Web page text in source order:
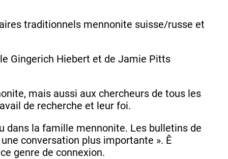
traditionnels mennonite suisse/russe et
Gingerich Hiebert et de Jamie Pitts
mais aussi aux chercheurs de tous les
de recherche et leur foi.
dans la famille mennonite. Les bulletins de
conversation plus importante ». Ê
genre de connexion.